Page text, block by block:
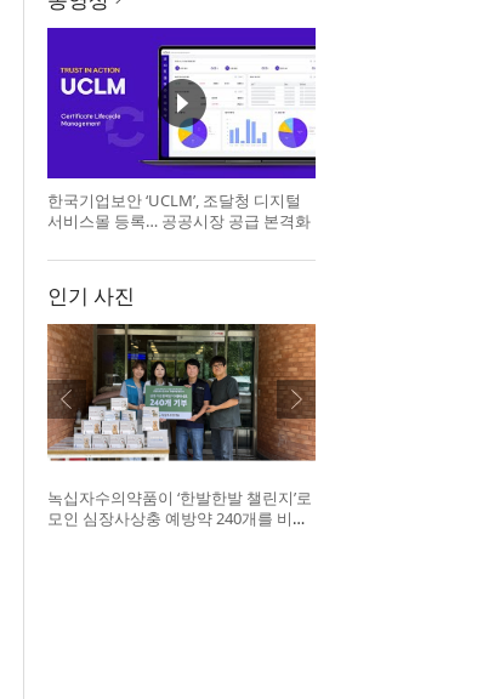
한국기업보안 ‘UCLM’, 조달청 디지털
서비스몰 등록… 공공시장 공급 본격화
인기 사진
녹십자수의약품이 ‘한발한발 챌린지’로
모인 심장사상충 예방약 240개를 비글